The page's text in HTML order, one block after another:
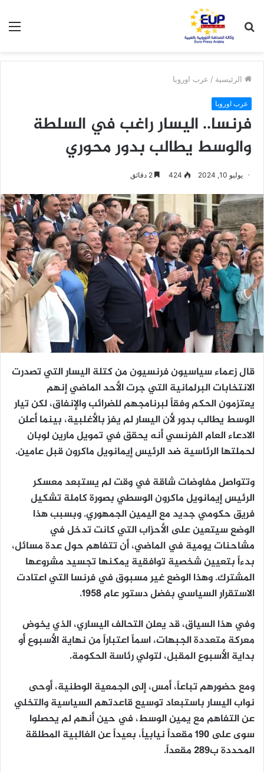
عن
الرئيسية / عرب اوروبا
عرب اوروبا
فرنسا.. اليسار راغب في السلطة
والوسط يطالب بدور محوري
يوليو 10, 2024 424
قال زعماء سياسيون فرنسيون من كتلة اليسار التي تصدرت
الانتخابات البرلمانية التي جرت الأحد الماضي إنهم
يعتزمون الحكم وفقاً لبرنامجهم للضرائب والإنفاق، لكن تيار
الوسط يطالب بدور لأن اليسار لم يفز بالأغلبية، بينما أعلن
الادعاء العام الفرنسي أنه يحقق في تمويل مارين لوبان
لحملتها الرئاسية ضد الرئيس إيمانويل ماكرون قبل عامين.
وتتواصل مفاوضات شاقة في وقت لم يستبعد معسكر
الرئيس إيمانويل ماكرون الوسطي بصورة كاملة تشكيل
فريق حكومي جديد مع اليمين الجمهوري. وبسبب هذا
الوضع سيتعين على الأحزاب التي كانت تدخل في
مشاحنات يومية في الماضي، أن تتفاهم حول عدة مسائل،
بدءاً بتعيين شخصية توافقية يمكنها تجسيد مشروعها
المشترك. وهذا الوضع غير مسبوق في فرنسا التي اعتادت
الاستقرار السياسي بفضل دستور عام 1958.
وفي هذا السياق، قد يعلن التحالف اليساري، الذي يخوض
معركة متعددة الجبهات، اسماً اعتباراً من نهاية الأسبوع أو
بداية الأسبوع المقبل، لتولي رئاسة الحكومة.
ومع حضورهم تباعاً، أمس، إلى الجمعية الوطنية، أوحى
نواب اليسار باستبعاد توسيع قاعدتهم السياسية والتخلي
عن التفاهم مع يمين الوسط، في حين أنهم لم يحصلوا
سوى على 190 مقعداً نيابياً، بعيداً عن الغالبية المطلقة
المحددة ب289 مقعداً.